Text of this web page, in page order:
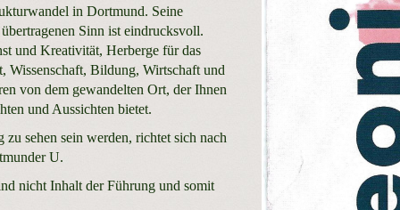
in Dortmund. Seine
Sinn ist eindrucksvoll.
und Kreativität, Herberge für das
Wissenschaft, Bildung, Wirtschaft und
von dem gewandelten Ort, der Ihnen
und Aussichten bietet.
sehen sein werden, richtet sich nach
U.
nicht Inhalt der Führung und somit